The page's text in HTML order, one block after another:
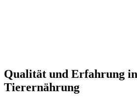
Qualität und Erfahrung
Tierernährung